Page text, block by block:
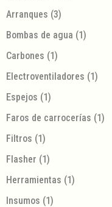
Arranques (3)
Bombas de agua (1)
Carbones (1)
Electroventiladores (1)
Espejos (1)
Faros de carrocerías (1)
Filtros (1)
Flasher (1)
Herramientas (1)
Insumos (1)